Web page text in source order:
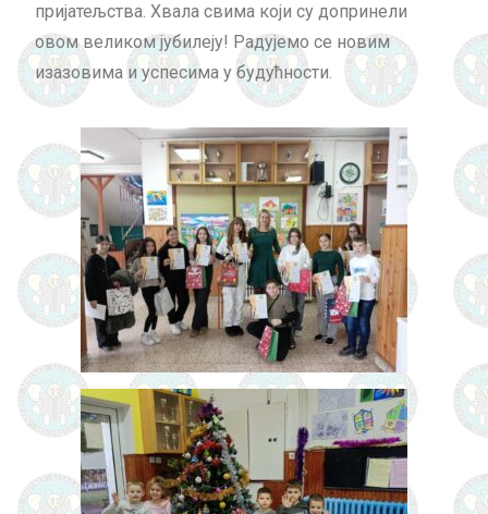
пријатељства. Хвала свима који су допринели
овом великом јубилеју! Радујемо се новим
изазовима и успесима у будућности.